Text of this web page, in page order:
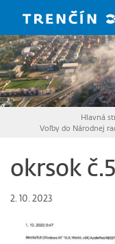
Hlavná
Voľby do Národnej
okrsok č.5
2. 10. 2023